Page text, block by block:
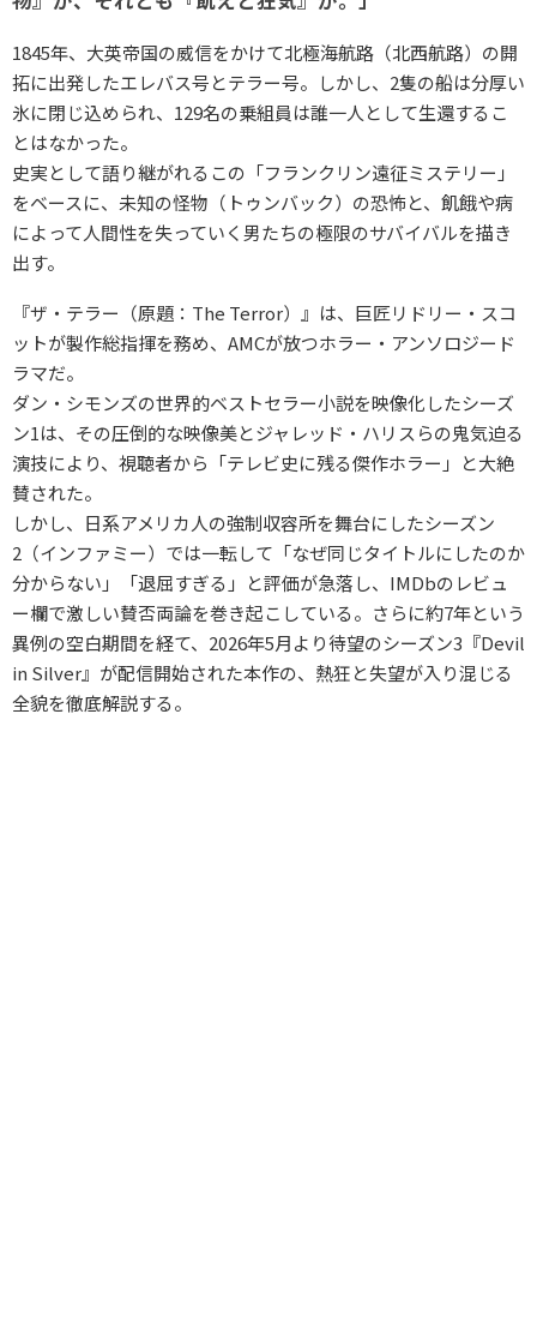
1845年、大英帝国の威信をかけて北極海航路（北西航路）の開
拓に出発したエレバス号とテラー号。しかし、2隻の船は分厚い
氷に閉じ込められ、129名の乗組員は誰一人として生還するこ
とはなかった。
史実として語り継がれるこの「フランクリン遠征ミステリー」
をベースに、未知の怪物（トゥンバック）の恐怖と、飢餓や病
によって人間性を失っていく男たちの極限のサバイバルを描き
出す。
『ザ・テラー（原題：The Terror）』は、巨匠リドリー・スコ
ットが製作総指揮を務め、AMCが放つホラー・アンソロジード
ラマだ。
ダン・シモンズの世界的ベストセラー小説を映像化したシーズ
ン1は、その圧倒的な映像美とジャレッド・ハリスらの鬼気迫る
演技により、視聴者から「テレビ史に残る傑作ホラー」と大絶
賛された。
しかし、日系アメリカ人の強制収容所を舞台にしたシーズン
2（インファミー）では一転して「なぜ同じタイトルにしたのか
分からない」「退屈すぎる」と評価が急落し、IMDbのレビュ
ー欄で激しい賛否両論を巻き起こしている。さらに約7年という
異例の空白期間を経て、2026年5月より待望のシーズン3『Devil
in Silver』が配信開始された本作の、熱狂と失望が入り混じる
全貌を徹底解説する。